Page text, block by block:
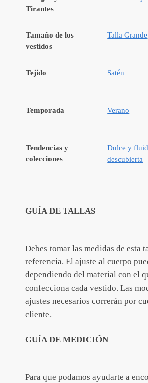
Tirantes
Tamaño de los
vestidos
Talla Grande
Tejido Satén
Temporada Verano
Tendencias y
colecciones
Dulce y
descubierta
GUÍA DE TALLAS
Debes tomar las medidas de esta
referencia. El ajuste al cuerpo
dependiendo del material con el
confecciona cada vestido. Las
ajustes necesarios correrán por
cliente.
GUÍA DE MEDICIÓN
Para que podamos ayudarte a